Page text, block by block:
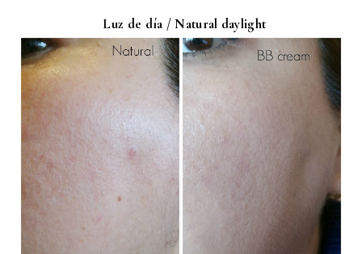
Luz de día / Natural daylight